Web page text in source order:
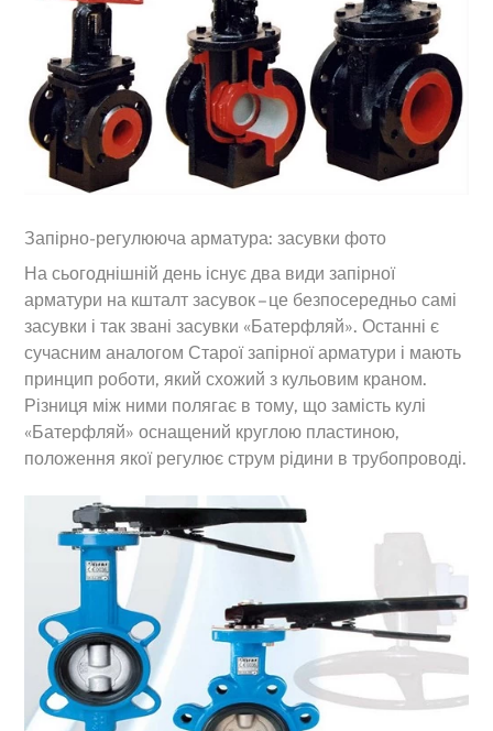
Запірно-регулююча арматура: засувки фото
На сьогоднішній день існує два види запірної
арматури на кшталт засувок – це безпосередньо самі
засувки і так звані засувки «Батерфляй». Останні є
сучасним аналогом Старої запірної арматури і мають
принцип роботи, який схожий з кульовим краном.
Різниця між ними полягає в тому, що замість кулі
«Батерфляй» оснащений круглою пластиною,
положення якої регулює струм рідини в трубопроводі.